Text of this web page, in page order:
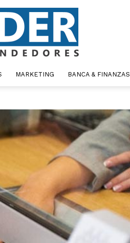
MARKETING BANCA & FINANZAS